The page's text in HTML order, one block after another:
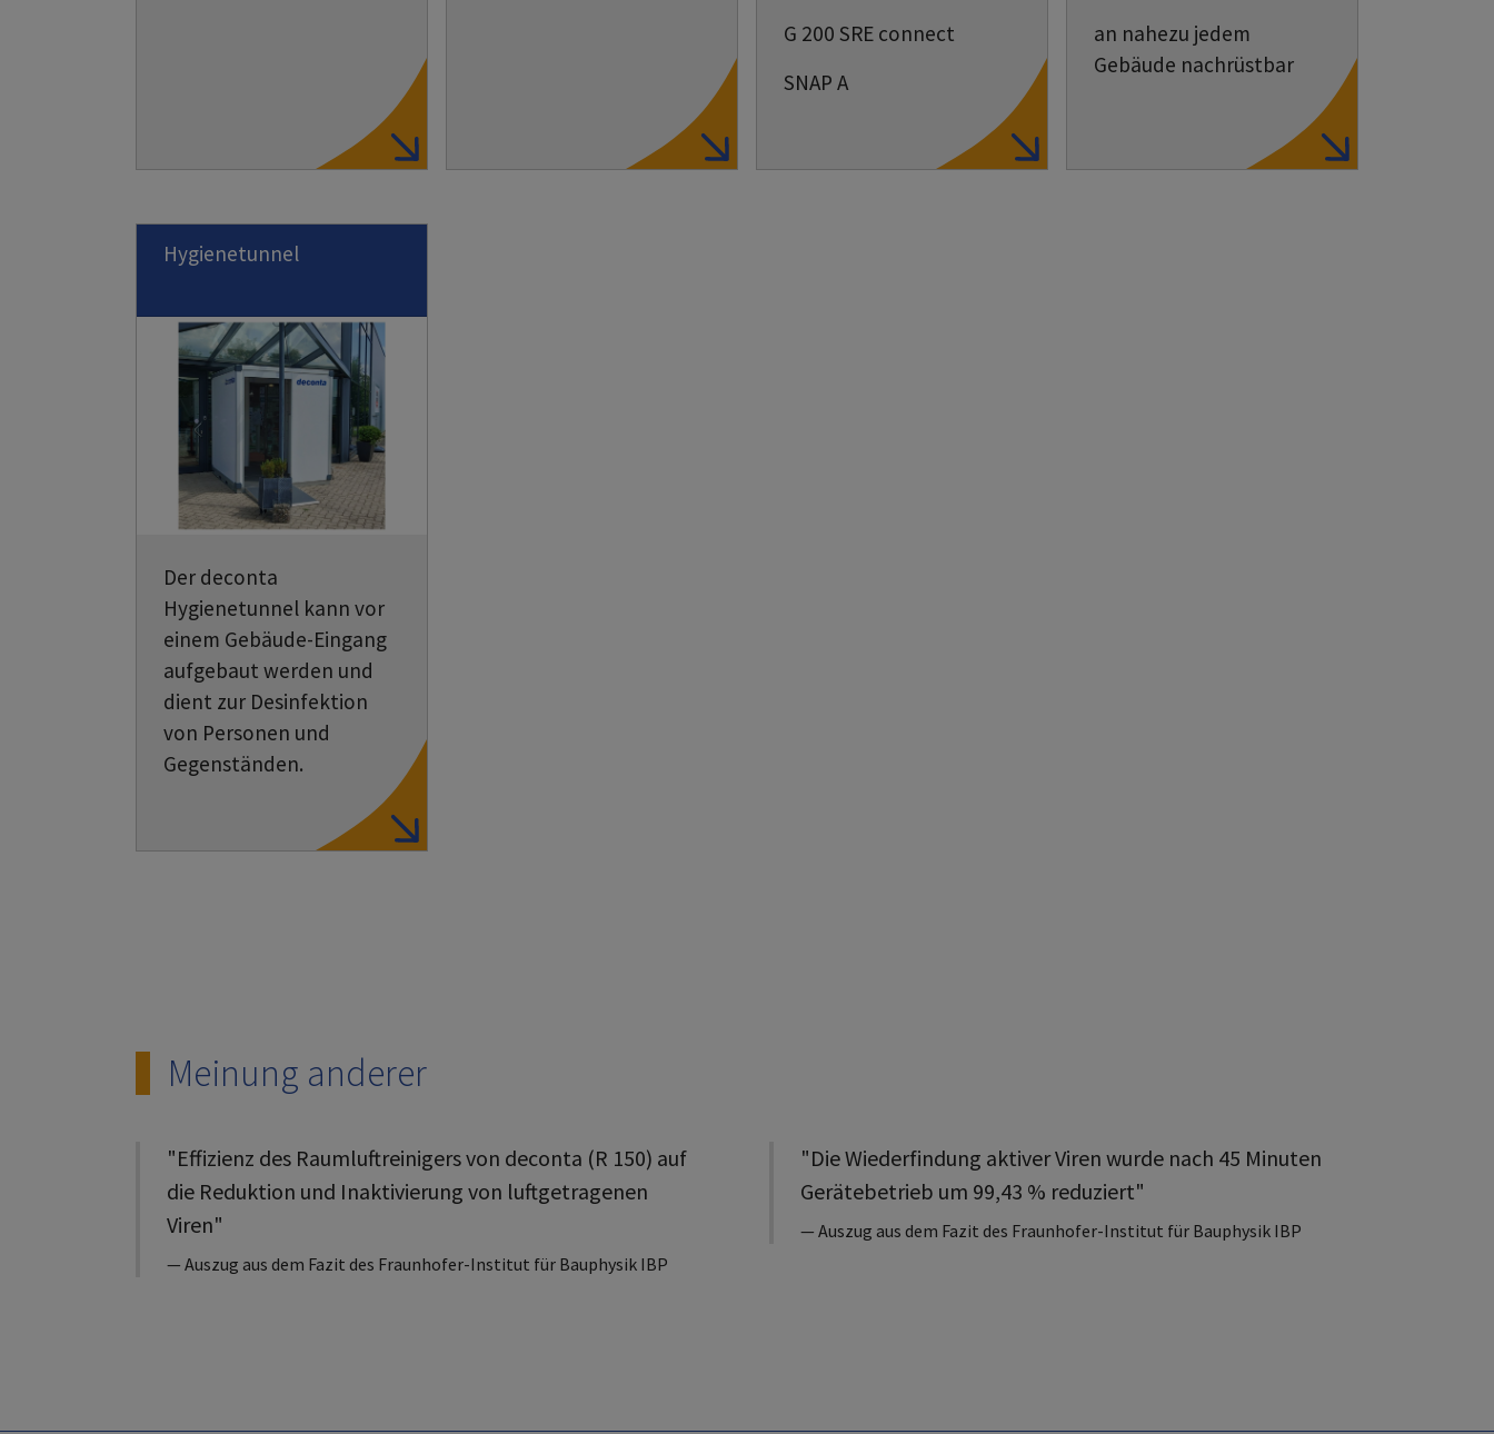
G 200 SRE connect
SNAP A
an nahezu jedem
Gebäude nachrüstbar
Hygienetunnel
Der deconta
Hygienetunnel kann vor
einem Gebäude-Eingang
aufgebaut werden und
dient zur Desinfektion
von Personen und
Gegenständen.
Meinung anderer
"Effizienz des Raumluftreinigers von deconta (R 150) auf
die Reduktion und Inaktivierung von luftgetragenen
Viren"
Auszug aus dem Fazit des Fraunhofer-Institut für Bauphysik IBP
"Die Wiederfindung aktiver Viren wurde nach 45 Minuten
Gerätebetrieb um 99,43 % reduziert"
Auszug aus dem Fazit des Fraunhofer-Institut für Bauphysik IBP